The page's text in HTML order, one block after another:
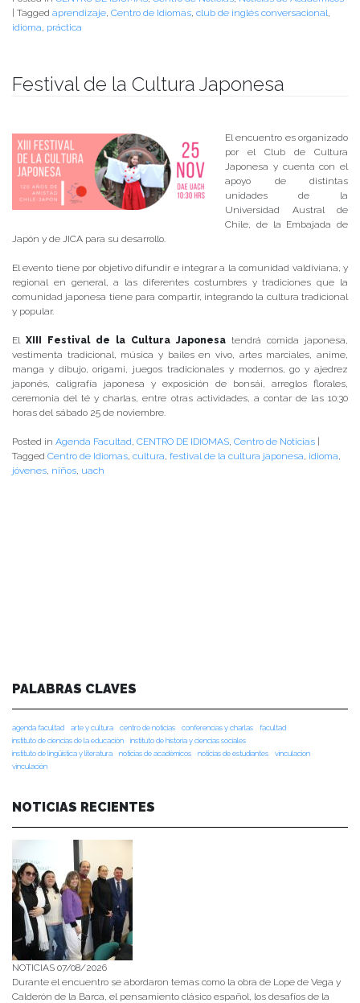
Tagged aprendizaje, Centro de Idiomas, club de inglés conversacional,
idioma, práctica
Festival de la Cultura Japonesa
El encuentro es organizado
por el Club de Cultura
Japonesa y cuenta con el
apoyo de distintas
unidades de la
Universidad Austral de
Chile, de la Embajada de
Japón y de JICA para su desarrollo.
El evento tiene por objetivo difundir e integrar a la comunidad valdiviana, y
regional en general, a las diferentes costumbres y tradiciones que la
comunidad japonesa tiene para compartir, integrando la cultura tradicional
y popular.
El XIII Festival de la Cultura Japonesa tendrá comida japonesa,
vestimenta tradicional, música y bailes en vivo, artes marciales, anime,
manga y dibujo, origami, juegos tradicionales y modernos, go y ajedrez
japonés, caligrafía japonesa y exposición de bonsái, arreglos florales,
ceremonia del té y charlas, entre otras actividades, a contar de las 10:30
horas del sábado 25 de noviembre.
Posted in Agenda Facultad, CENTRO DE IDIOMAS, Centro de Noticias
Tagged Centro de Idiomas, cultura, festival de la cultura japonesa, idioma,
jóvenes, niños, uach
PALABRAS CLAVES
agenda facultad arte y cultura centro de noticias conferencias y charlas
facultad
instituto de ciencias de la educación
instituto de historia y ciencias sociales
instituto de lingüística y literatura
noticias de académicos noticias de estudiantes
vinculacion
vinculación
NOTICIAS RECIENTES
NOTICIAS 07/08/2026
Durante el encuentro se abordaron temas como la obra de Lope de Vega y
Calderón de la Barca, el pensamiento clásico español, los desafíos de la